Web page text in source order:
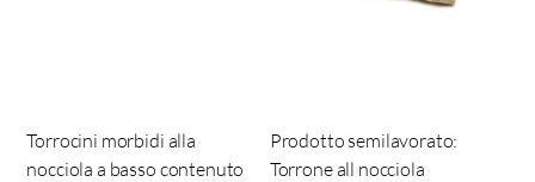
Torrocini morbidi alla
nocciola a basso contenuto
Prodotto semilavorato:
Torrone all nocciola